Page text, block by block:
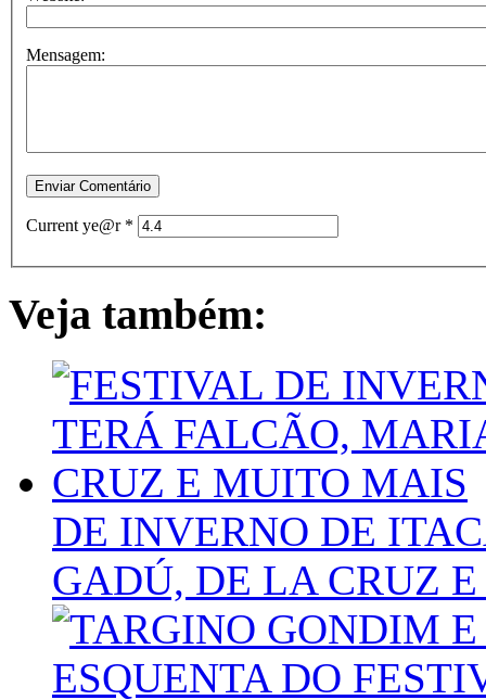
Mensagem:
Current ye@r *
Veja também:
DE INVERNO DE
GADÚ, DE LA CRUZ